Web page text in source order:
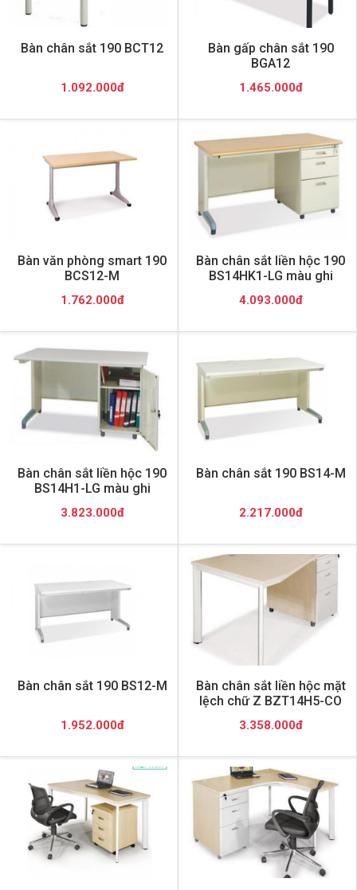
Bàn chân sắt 190 BCT12
1.092.000đ
Bàn gấp chân sắt 190
BGA12
1.465.000đ
Bàn văn phòng smart 190
BCS12-M
1.762.000đ
Bàn chân sắt liền hộc 190
BS14HK1-LG màu ghi
4.093.000đ
Bàn chân sắt liền hộc 190
BS14H1-LG màu ghi
3.823.000đ
Bàn chân sắt 190 BS14-M
2.217.000đ
Bàn chân sắt 190 BS12-M
1.952.000đ
Bàn chân sắt liền hộc mặt
lệch chữ Z BZT14H5-CO
3.358.000đ